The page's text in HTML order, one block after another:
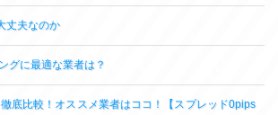
丈夫なのか
グに最適な業者は？
底比較！オススメ業者はココ！【スプレッド0pips